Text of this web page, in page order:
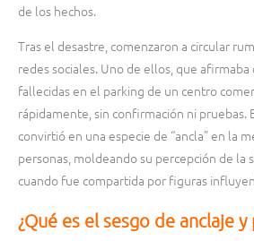
de los hechos.
Tras el desastre, comenzaron a circular
redes sociales. Uno de ellos, que
fallecidas en el parking de un centro
rápidamente, sin confirmación ni pruebas.
convirtió en una especie de “ancla” en la
personas, moldeando su percepción de la
cuando fue compartida por figuras
¿Qué es el sesgo de anclaje